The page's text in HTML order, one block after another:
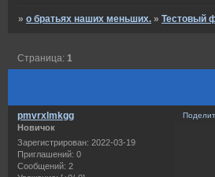
»о братьях наших меньших. »Тестовый
Страница:1
pmvrxlmkgg
Новичок
Зарегистрирован: 2022-03-19
Приглашений: 0
Сообщений: 2